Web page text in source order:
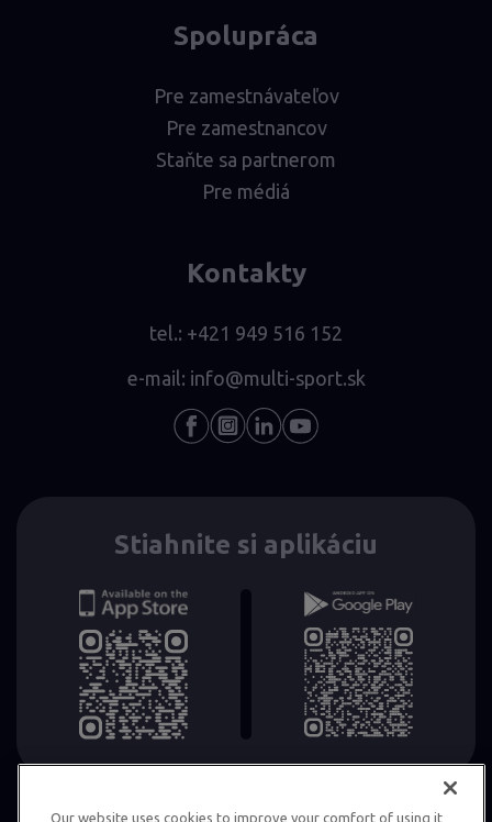
Spolupráca
Pre zamestnávateľov
Pre zamestnancov
Staňte sa partnerom
Pre médiá
Kontakty
tel.: +421 949 516 152
e-mail: info@multi-sport.sk
Stiahnite si aplikáciu
Our website uses cookies to improve your comfort of using it